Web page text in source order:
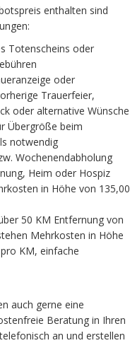
enthalten sind
Totenscheins oder
oder
Trauerfeier,
oder alternative Wünsche
Übergröße beim
notwendig
Wochenendabholung
Heim oder Hospiz
in Höhe von 135,00
50 KM Entfernung von
Mehrkosten in Höhe
KM, einfache
auch gerne eine
Beratung in Ihren
an und erstellen